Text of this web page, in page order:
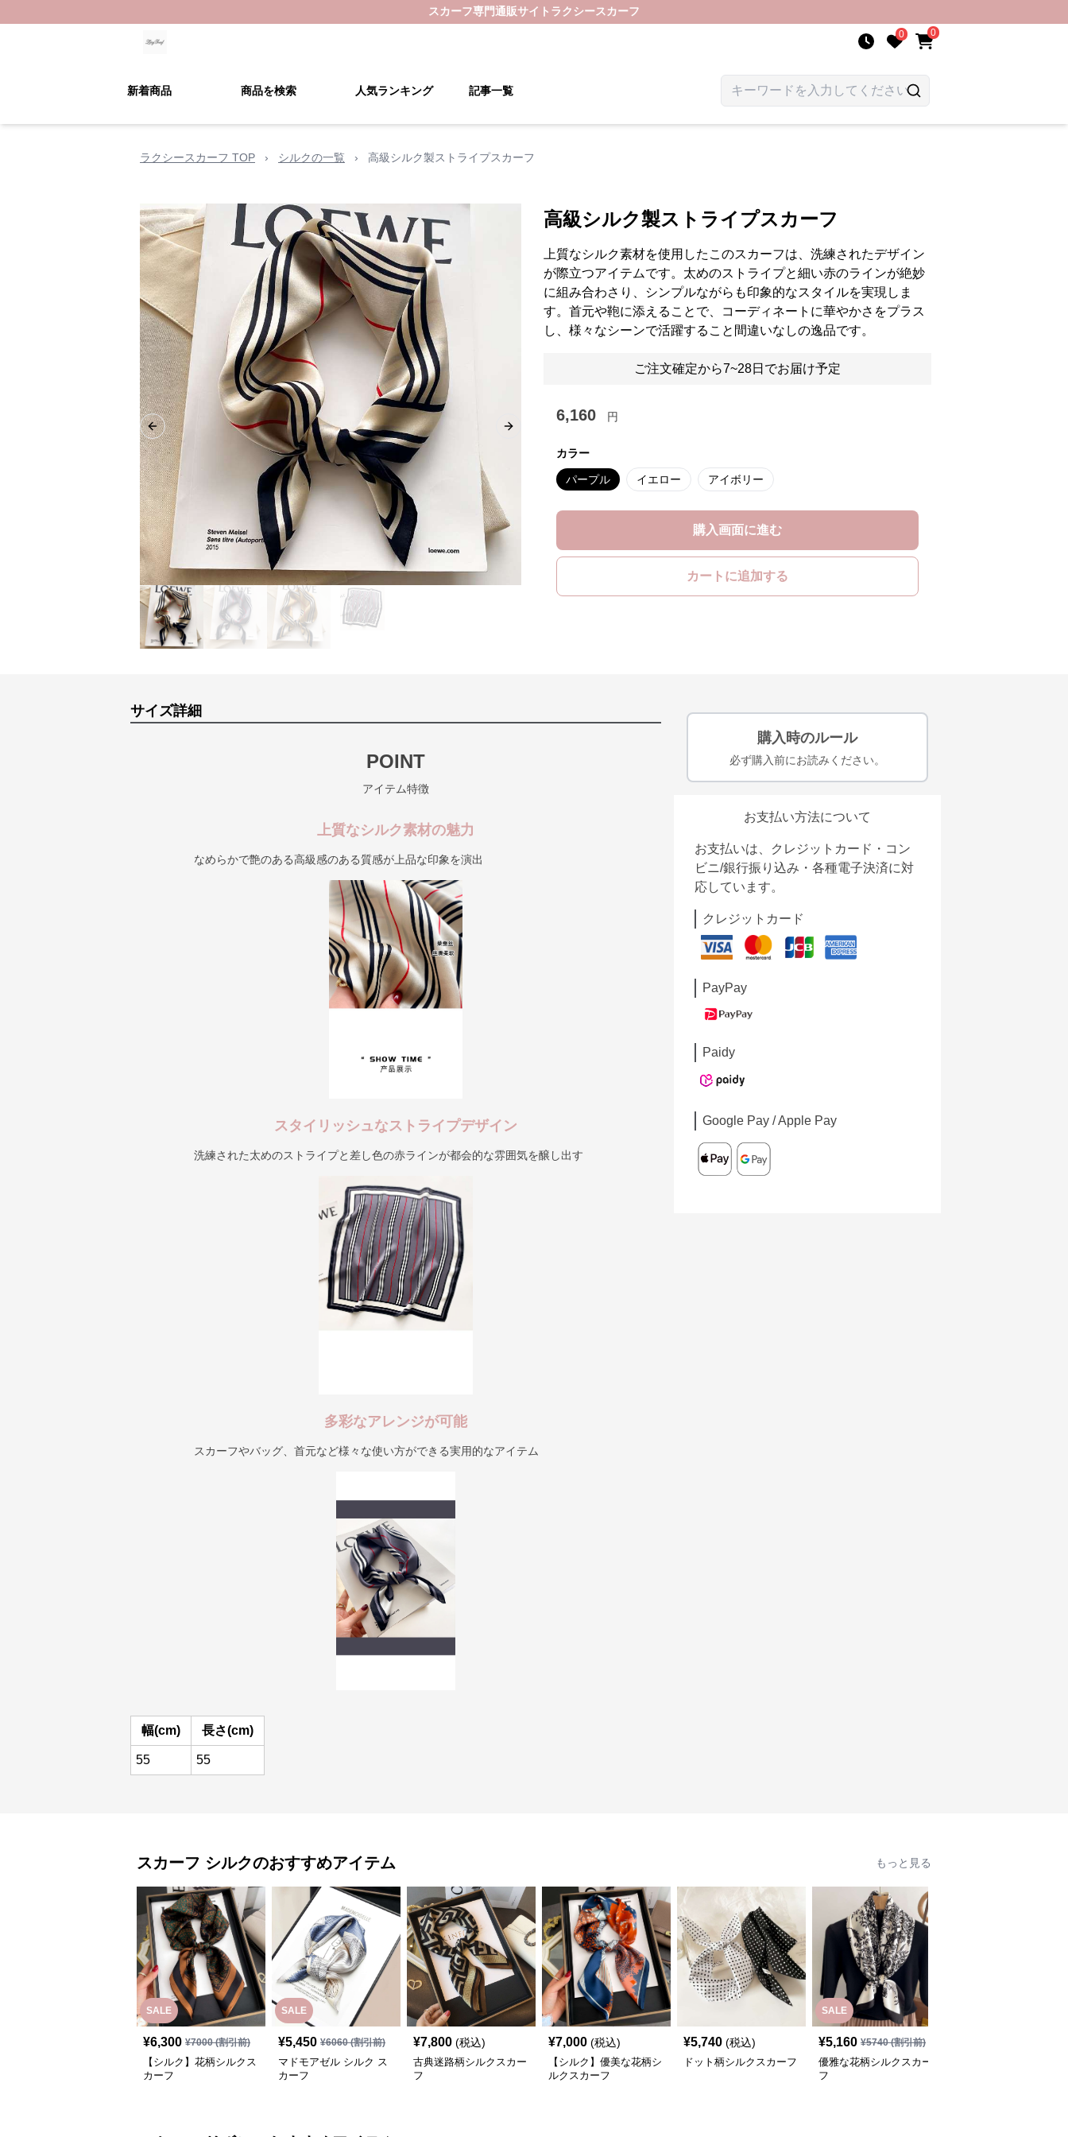
スカーフ専門通販サイト ラクシースカーフ
0 0
新着商品 商品を検索 人気ランキング 記事一覧
ラクシースカーフ TOP › シルクの一覧 › 高級シルク製ストライプスカーフ
Previous slide Next slide
高級シルク製ストライプスカーフ
上質なシルク素材を使用したこのスカーフは、洗練されたデザイン
が際立つアイテムです。太めのストライプと細い赤のラインが絶妙
に組み合わさり、シンプルながらも印象的なスタイルを実現しま
す。首元や鞄に添えることで、コーディネートに華やかさをプラス
し、様々なシーンで活躍すること間違いなしの逸品です。
ご注文確定から7~28日でお届け予定
6,160 円
カラー
パープル イエロー アイボリー
購入画面に進む
カートに追加する
サイズ詳細
POINT
アイテム特徴
上質なシルク素材の魅力
なめらかで艶のある高級感のある質感が上品な印象を演出
スタイリッシュなストライプデザイン
洗練された太めのストライプと差し色の赤ラインが都会的な雰囲気を醸し出す
多彩なアレンジが可能
スカーフやバッグ、首元など様々な使い方ができる実用的なアイテム
幅(cm) 長さ(cm)
55 55
購入時のルール
必ず購入前にお読みください。
お支払い方法について
お支払いは、クレジットカード・コン
ビニ/銀行振り込み・各種電子決済に対
応しています。
クレジットカード
PayPay
Paidy
Google Pay / Apple Pay
スカーフ シルクのおすすめアイテム もっと見る
SALE
¥6,300 ¥7000(割引前)
【シルク】花柄シルクス
カーフ
SALE
¥5,450 ¥6060(割引前)
マドモアゼル シルク ス
カーフ
¥7,800 (税込)
古典迷路柄シルクスカー
フ
¥7,000 (税込)
【シルク】優美な花柄シ
ルクスカーフ
¥5,740 (税込)
ドット柄シルクスカーフ
SALE
¥5,160 ¥5740(割引前)
優雅な花柄シルクスカー
フ